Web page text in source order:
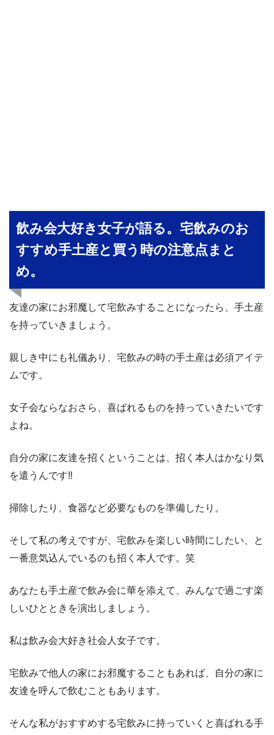
飲み会大好き女子が語る。宅飲みのお
すすめ手土産と買う時の注意点まと
め。
友達の家にお邪魔して宅飲みすることになったら、手土産
を持っていきましょう。
親しき中にも礼儀あり、宅飲みの時の手土産は必須アイテ
ムです。
女子会ならなおさら、喜ばれるものを持っていきたいです
よね。
自分の家に友達を招くということは、招く本人はかなり気
を遣うんです‼
掃除したり、食器など必要なものを準備したり。
そして私の考えですが、宅飲みを楽しい時間にしたい、と
一番意気込んでいるのも招く本人です。笑
あなたも手土産で飲み会に華を添えて、みんなで過ごす楽
しいひとときを演出しましょう。
私は飲み会大好き社会人女子です。
宅飲みで他人の家にお邪魔することもあれば、自分の家に
友達を呼んで飲むこともあります。
そんな私がおすすめする宅飲みに持っていくと喜ばれる手